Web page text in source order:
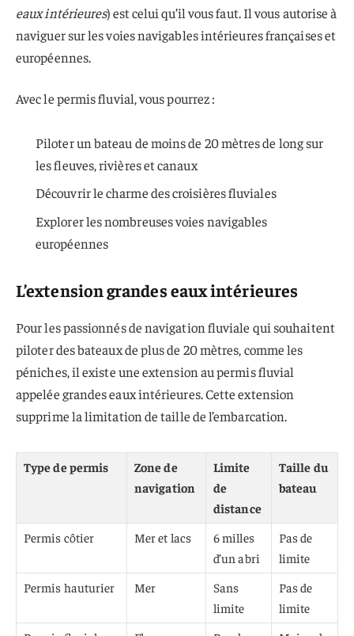
eaux intérieures) est celui qu’il vous faut. Il vous autorise à
naviguer sur les voies navigables intérieures françaises et
européennes.
Avec le permis fluvial, vous pourrez :
Piloter un bateau de moins de 20 mètres de long sur
les fleuves, rivières et canaux
Découvrir le charme des croisières fluviales
Explorer les nombreuses voies navigables
européennes
L’extension grandes eaux intérieures
Pour les passionnés de navigation fluviale qui souhaitent
piloter des bateaux de plus de 20 mètres, comme les
péniches, il existe une extension au permis fluvial
appelée grandes eaux intérieures. Cette extension
supprime la limitation de taille de l’embarcation.
Type de permis
Zone de
navigation
Limite
de
distance
Taille du
bateau
Permis côtier Mer et lacs
6 milles
d’un abri
Pas de
limite
Permis hauturier
Mer
Sans
limite
Pas de
limite